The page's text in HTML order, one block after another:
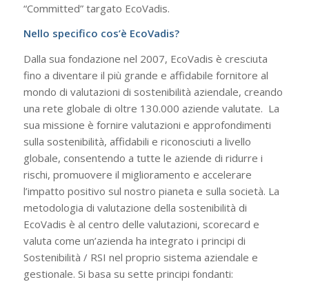
“Committed” targato EcoVadis.
Nello specifico cos’è EcoVadis?
Dalla sua fondazione nel 2007, EcoVadis è cresciuta
fino a diventare il più grande e affidabile fornitore al
mondo di valutazioni di sostenibilità aziendale, creando
una rete globale di oltre 130.000 aziende valutate. La
sua missione è fornire valutazioni e approfondimenti
sulla sostenibilità, affidabili e riconosciuti a livello
globale, consentendo a tutte le aziende di ridurre i
rischi, promuovere il miglioramento e accelerare
l’impatto positivo sul nostro pianeta e sulla società. La
metodologia di valutazione della sostenibilità di
EcoVadis è al centro delle valutazioni, scorecard e
valuta come un’azienda ha integrato i principi di
Sostenibilità / RSI nel proprio sistema aziendale e
gestionale. Si basa su sette principi fondanti: